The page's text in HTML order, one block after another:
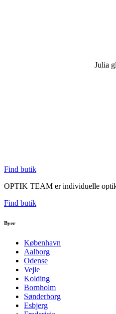
Julia
Find butik
OPTIK TEAM er individuelle
Find butik
Byer
København
Aalborg
Odense
Vejle
Kolding
Bornholm
Sønderborg
Esbjerg